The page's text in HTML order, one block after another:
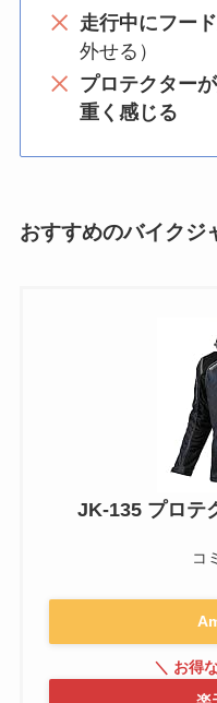
走行中にフー
外せる）
プロテクター
重く感じる
おすすめのバイクジ
JK-135 プロテ
コ